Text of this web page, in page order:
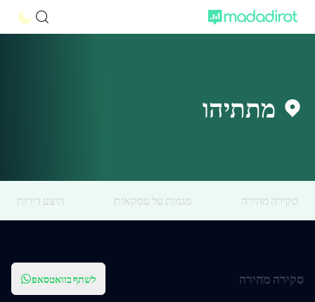
מתתיהו
סקירה מהירה מגמות על עסקאות היצע דירות
סקירה מהירה לשתף בוואטסאפ